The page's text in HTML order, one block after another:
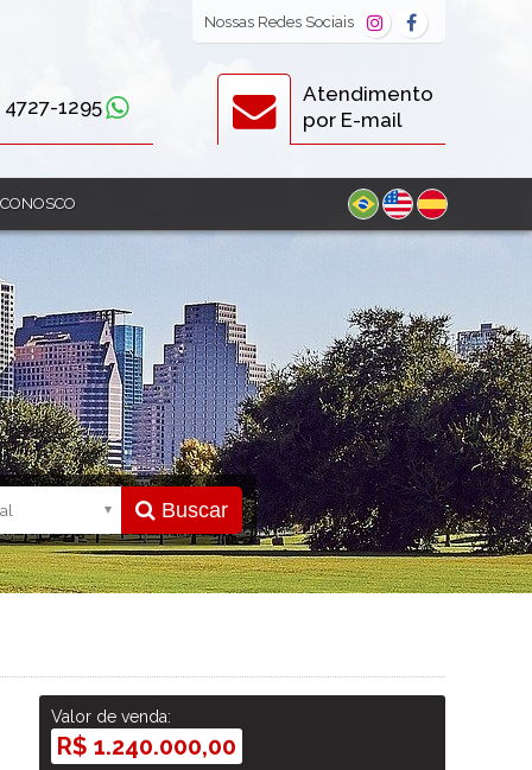
4727-1295
Atendimento
por E-mail
Nossas Redes Sociais
Buscar
Valor de venda:
R$ 1.240.000,00